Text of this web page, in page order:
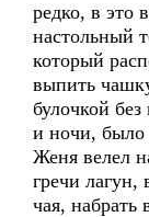
редко, в это
настольный
который
выпить
булочкой
и ночи,
Женя велел
гречи
чая, набрать